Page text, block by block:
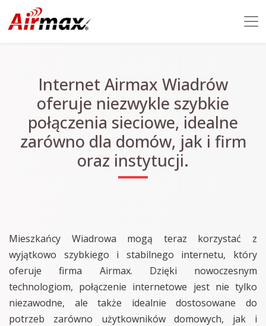
Internet Airmax Wiadrów
oferuje niezwykle szybkie
połączenia sieciowe, idealne
zarówno dla domów, jak i firm
oraz instytucji.
Mieszkańcy Wiadrowa mogą teraz korzystać z
wyjątkowo szybkiego i stabilnego internetu, który
oferuje firma Airmax. Dzięki nowoczesnym
technologiom, połączenie internetowe jest nie tylko
niezawodne, ale także idealnie dostosowane do
potrzeb zarówno użytkowników domowych, jak i